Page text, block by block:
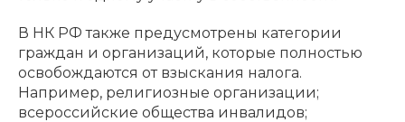
В НК РФ также предусмотрены категории
граждан и организаций, которые полностью
освобождаются от взыскания налога.
Например, религиозные организации;
всероссийские общества инвалидов;